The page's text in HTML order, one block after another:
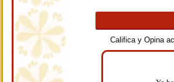
Califica y Opina